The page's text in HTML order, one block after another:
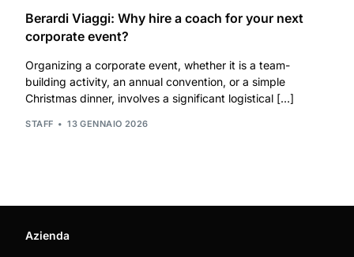
Berardi Viaggi: Why hire a coach for your next
corporate event?
Organizing a corporate event, whether it is a team-
building activity, an annual convention, or a simple
Christmas dinner, involves a significant logistical […]
STAFF 13 GENNAIO 2026
Azienda